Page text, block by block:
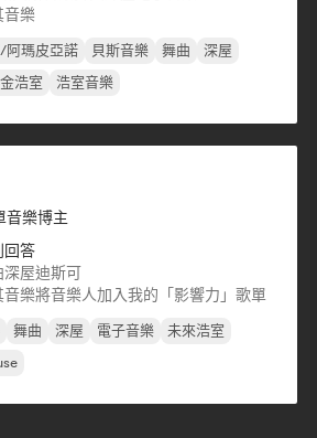
音樂
阿瑪皮亞諾 貝斯音樂 舞曲
深屋
浩室 浩室音樂
音樂博主
回答
深屋迪斯可
音樂將音樂人加入我的「影響力」歌單
舞曲 深屋 電子音樂
未來浩室